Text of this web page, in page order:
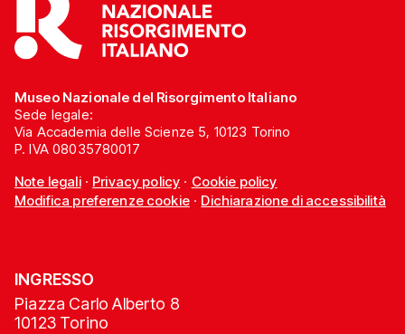
Museo Nazionale del Risorgimento Italiano
Sede legale:
Via Accademia delle Scienze 5, 10123 Torino
P. IVA 08035780017
Note legali· Privacy policy · Cookie policy
Modifica preferenze cookie· Dichiarazione di accessibilità
INGRESSO
Piazza Carlo Alberto 8
10123 Torino